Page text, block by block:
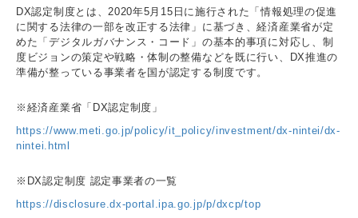
DX認定制度とは、2020年5月15日に施行された「情報処理の促進
に関する法律の一部を改正する法律」に基づき、経済産業省が定
めた「デジタルガバナンス・コード」の基本的事項に対応し、制
度ビジョンの策定や戦略・体制の整備などを既に行い、DX推進の
準備が整っている事業者を国が認定する制度です。
※経済産業省「DX認定制度」
https://www.meti.go.jp/policy/it_policy/investment/dx-nintei/dx-
nintei.html
※DX認定制度 認定事業者の一覧
https://disclosure.dx-portal.ipa.go.jp/p/dxcp/top